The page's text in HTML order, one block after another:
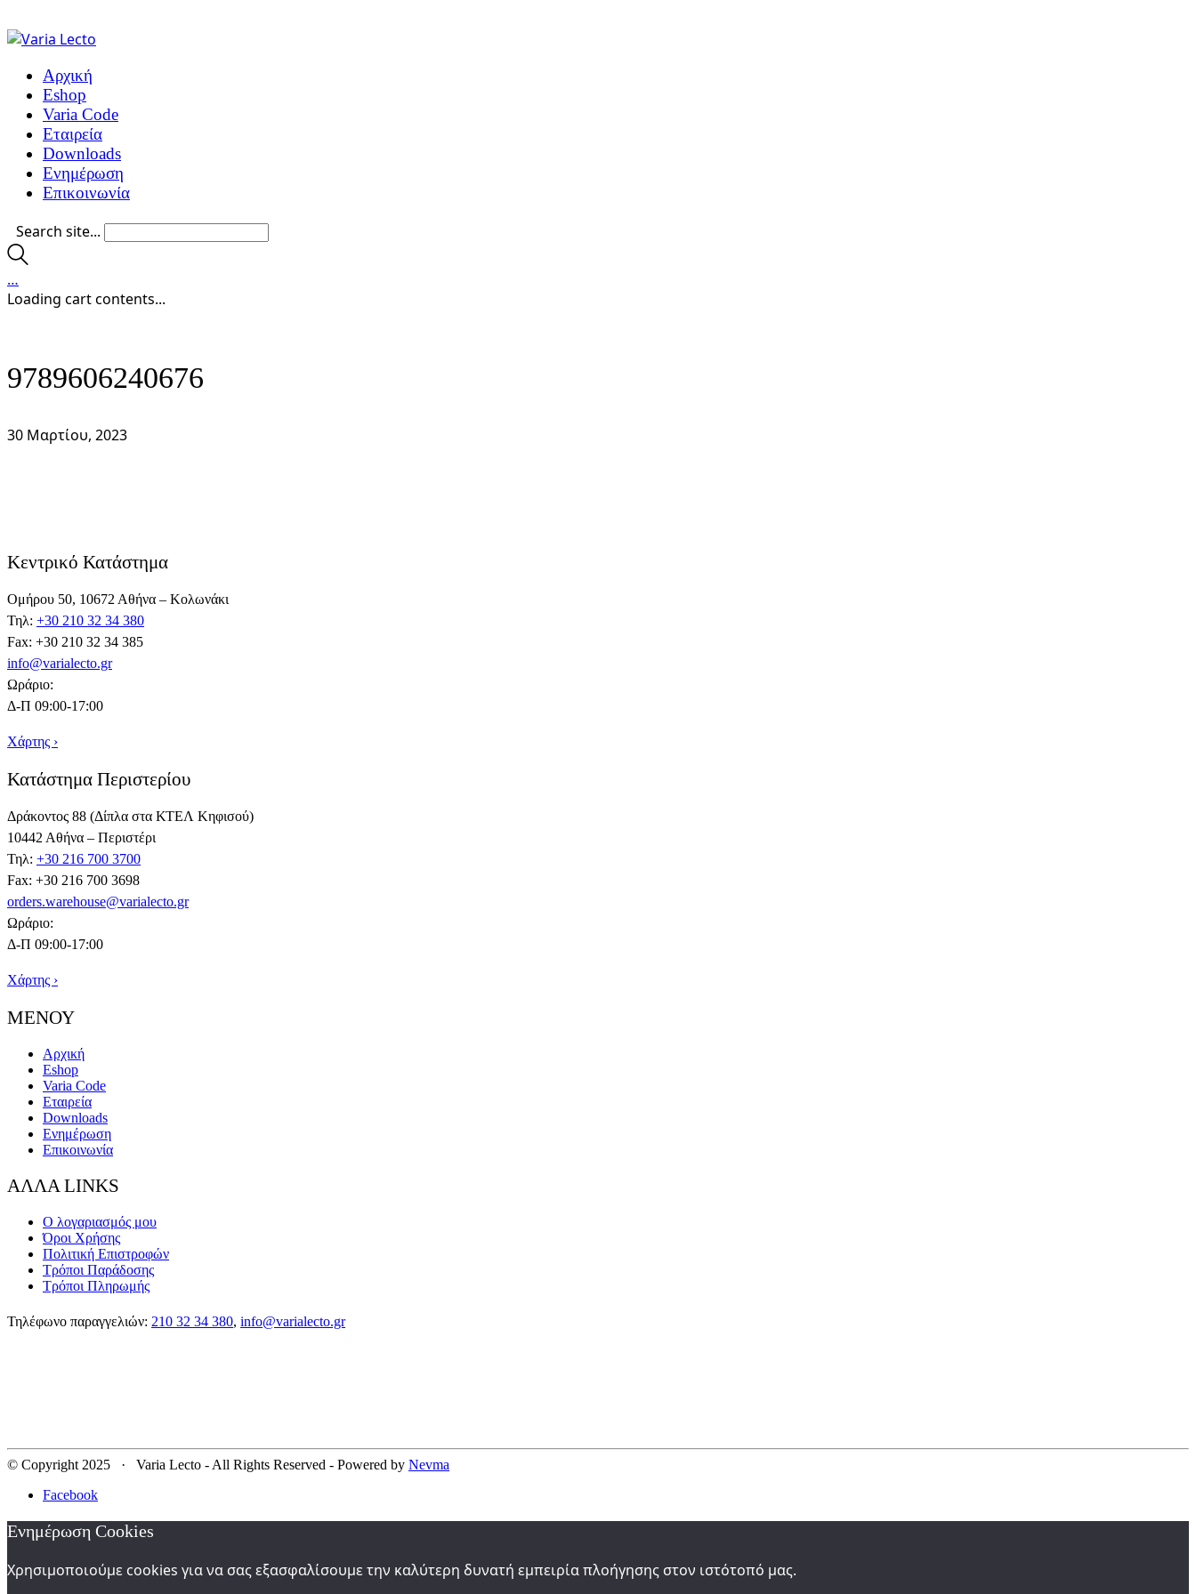
Αρχική
Eshop
Varia Code
Εταιρεία
Downloads
Ενημέρωση
Επικοινωνία
Search site...
…
Loading cart contents...
9789606240676
30 Μαρτίου, 2023
Κεντρικό Κατάστημα
Ομήρου 50, 10672 Αθήνα – Κολωνάκι
Τηλ: +30 210 32 34 380
Fax: +30 210 32 34 385
info@varialecto.gr
Ωράριο:
Δ-Π 09:00-17:00
Χάρτης ›
Κατάστημα Περιστερίου
Δράκοντος 88 (Δίπλα στα ΚΤΕΛ Κηφισού)
10442 Αθήνα – Περιστέρι
Τηλ: +30 216 700 3700
Fax: +30 216 700 3698
orders.warehouse@varialecto.gr
Ωράριο:
Δ-Π 09:00-17:00
Χάρτης ›
ΜΕΝΟΥ
Αρχική
Eshop
Varia Code
Εταιρεία
Downloads
Ενημέρωση
Επικοινωνία
ΑΛΛΑ LINKS
Ο λογαριασμός μου
Όροι Χρήσης
Πολιτική Επιστροφών
Τρόποι Παράδοσης
Τρόποι Πληρωμής
Τηλέφωνο παραγγελιών: 210 32 34 380, info@varialecto.gr
© Copyright 2025 · Varia Lecto - All Rights Reserved - Powered by Nevma
Facebook
Ενημέρωση Cookies
Χρησιμοποιούμε cookies για να σας εξασφαλίσουμε την καλύτερη δυνατή εμπειρία πλοήγησης στον ιστότοπό μας.